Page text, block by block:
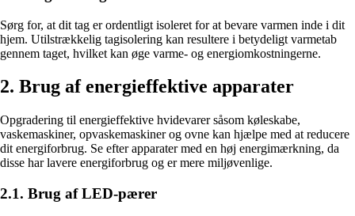
Sørg for, at dit tag er ordentligt isoleret for at bevare varmen inde i dit
hjem. Utilstrækkelig tagisolering kan resultere i betydeligt varmetab
gennem taget, hvilket kan øge varme- og energiomkostningerne.
2. Brug af energieffektive apparater
Opgradering til energieffektive hvidevarer såsom køleskabe,
vaskemaskiner, opvaskemaskiner og ovne kan hjælpe med at reducere
dit energiforbrug. Se efter apparater med en høj energimærkning, da
disse har lavere energiforbrug og er mere miljøvenlige.
2.1. Brug af LED-pærer